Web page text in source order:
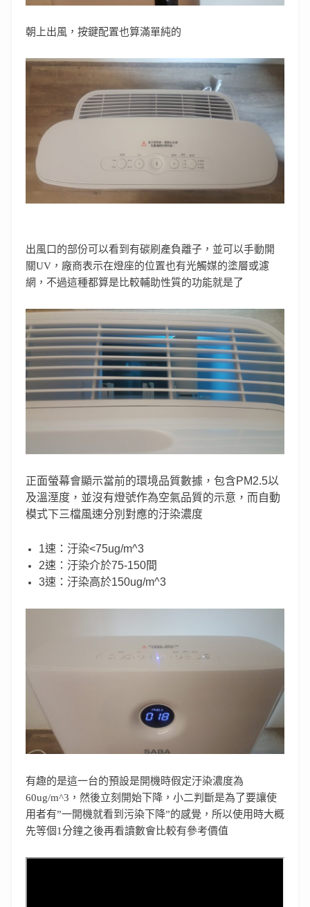
朝上出風，按鍵配置也算滿單純的
出風口的部份可以看到有碳刷產負離子，並可以手動開
關UV，廠商表示在燈座的位置也有光觸媒的塗層或濾
網，不過這種都算是比較輔助性質的功能就是了
正面螢幕會顯示當前的環境品質數據，包含PM2.5以
及溫溼度，並沒有燈號作為空氣品質的示意，而自動
模式下三檔風速分別對應的汙染濃度
1速：汙染<75ug/m^3
2速：汙染介於75-150間
3速：汙染高於150ug/m^3
有趣的是這一台的預設是開機時假定汙染濃度為
60ug/m^3，然後立刻開始下降，小二判斷是為了要讓使
用者有”一開機就看到污染下降”的感覺，所以使用時大概
先等個1分鐘之後再看讀數會比較有參考價值